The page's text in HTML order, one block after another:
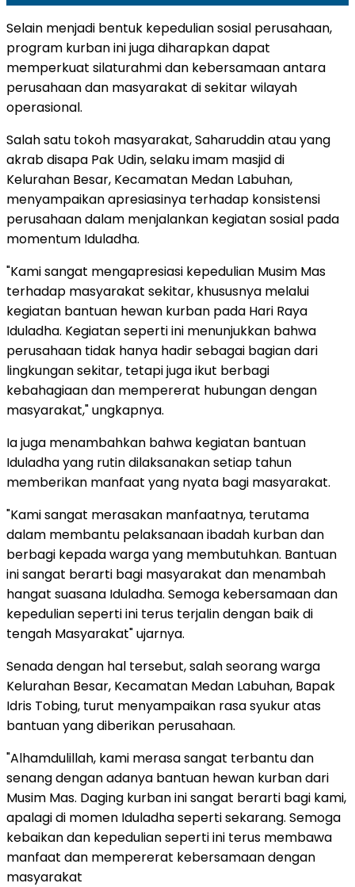
Selain menjadi bentuk kepedulian sosial perusahaan,
program kurban ini juga diharapkan dapat
memperkuat silaturahmi dan kebersamaan antara
perusahaan dan masyarakat di sekitar wilayah
operasional.
Salah satu tokoh masyarakat, Saharuddin atau yang
akrab disapa Pak Udin, selaku imam masjid di
Kelurahan Besar, Kecamatan Medan Labuhan,
menyampaikan apresiasinya terhadap konsistensi
perusahaan dalam menjalankan kegiatan sosial pada
momentum Iduladha.
"Kami sangat mengapresiasi kepedulian Musim Mas
terhadap masyarakat sekitar, khususnya melalui
kegiatan bantuan hewan kurban pada Hari Raya
Iduladha. Kegiatan seperti ini menunjukkan bahwa
perusahaan tidak hanya hadir sebagai bagian dari
lingkungan sekitar, tetapi juga ikut berbagi
kebahagiaan dan mempererat hubungan dengan
masyarakat," ungkapnya.
Ia juga menambahkan bahwa kegiatan bantuan
Iduladha yang rutin dilaksanakan setiap tahun
memberikan manfaat yang nyata bagi masyarakat.
"Kami sangat merasakan manfaatnya, terutama
dalam membantu pelaksanaan ibadah kurban dan
berbagi kepada warga yang membutuhkan. Bantuan
ini sangat berarti bagi masyarakat dan menambah
hangat suasana Iduladha. Semoga kebersamaan dan
kepedulian seperti ini terus terjalin dengan baik di
tengah Masyarakat" ujarnya.
Senada dengan hal tersebut, salah seorang warga
Kelurahan Besar, Kecamatan Medan Labuhan, Bapak
Idris Tobing, turut menyampaikan rasa syukur atas
bantuan yang diberikan perusahaan.
"Alhamdulillah, kami merasa sangat terbantu dan
senang dengan adanya bantuan hewan kurban dari
Musim Mas. Daging kurban ini sangat berarti bagi kami,
apalagi di momen Iduladha seperti sekarang. Semoga
kebaikan dan kepedulian seperti ini terus membawa
manfaat dan mempererat kebersamaan dengan
masyarakat